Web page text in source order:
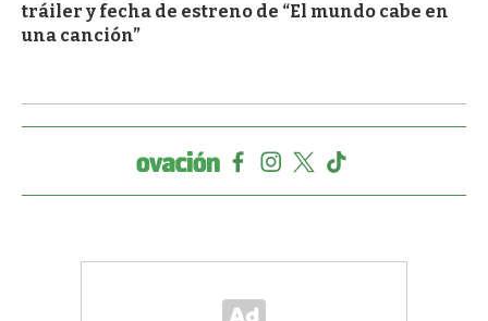
tráiler y fecha de estreno de “El mundo cabe en
una canción”